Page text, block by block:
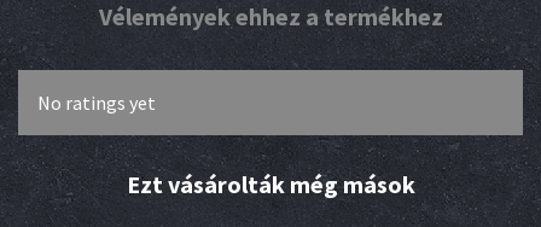
Vélemények ehhez a termékhez
No ratings yet
Ezt vásárolták még mások